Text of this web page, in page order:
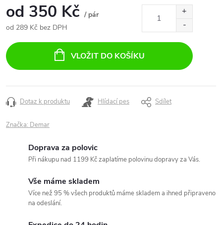
od 350 Kč / pár
od 289 Kč bez DPH
cena:
VLOŽIT DO KOŠÍKU
Dotaz k produktu Hlídací pes Sdílet
Značka: Demar
Doprava za polovic
Při nákupu nad 1199 Kč zaplatíme polovinu dopravy za Vás.
Vše máme skladem
Více než 95 % všech produktů máme skladem a ihned připraveno
na odeslání.